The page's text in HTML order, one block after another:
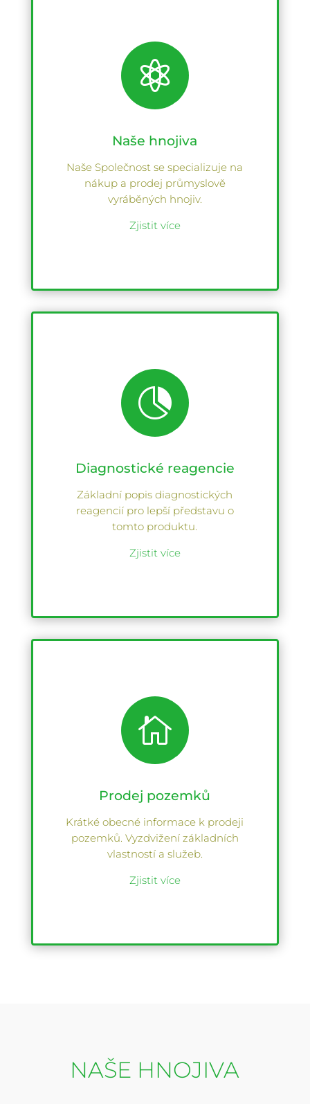

Naše hnojiva
Naše Společnost se specializuje na
nákup a prodej průmyslově
vyráběných hnojiv.
Zjistit více

Diagnostické reagencie
Základní popis diagnostických
reagencií pro lepší představu o
tomto produktu.
Zjistit více

Prodej pozemků
Krátké obecné informace k prodeji
pozemků. Vyzdvižení základních
vlastností a služeb.
Zjistit více
NAŠE HNOJIVA